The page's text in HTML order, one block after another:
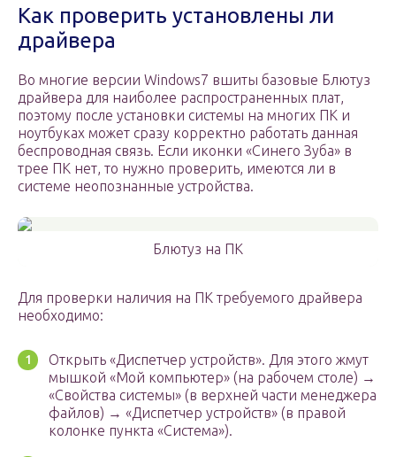
Как проверить установлены ли
драйвера
Во многие версии Windows7 вшиты базовые Блютуз
драйвера для наиболее распространенных плат,
поэтому после установки системы на многих ПК и
ноутбуках может сразу корректно работать данная
беспроводная связь. Если иконки «Синего Зуба» в
трее ПК нет, то нужно проверить, имеются ли в
системе неопознанные устройства.
Блютуз на ПК
Для проверки наличия на ПК требуемого драйвера
необходимо:
Открыть «Диспетчер устройств». Для этого жмут
мышкой «Мой компьютер» (на рабочем столе) →
«Свойства системы» (в верхней части менеджера
файлов) → «Диспетчер устройств» (в правой
колонке пункта «Система»).